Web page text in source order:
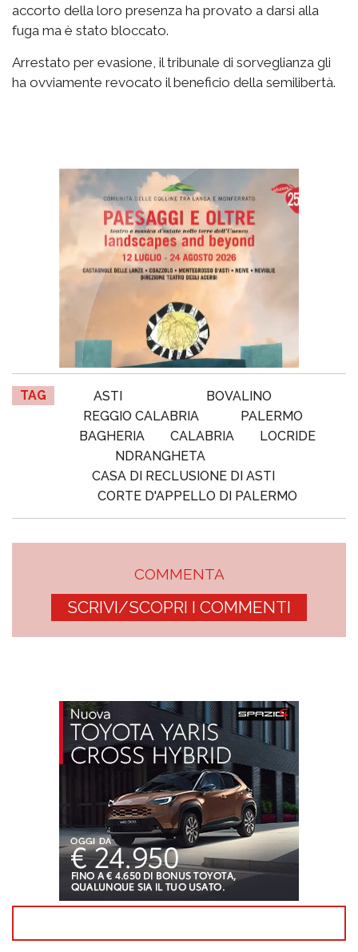
accorto della loro presenza ha provato a darsi alla
fuga ma è stato bloccato.
Arrestato per evasione, il tribunale di sorveglianza gli
ha ovviamente revocato il beneficio della semilibertà.
TAG ASTI
BOVALINO
REGGIO CALABRIA
PALERMO
BAGHERIA
CALABRIA
LOCRIDE
NDRANGHETA
CASA DI RECLUSIONE DI ASTI
CORTE D'APPELLO DI PALERMO
COMMENTA
SCRIVI/SCOPRI I COMMENTI